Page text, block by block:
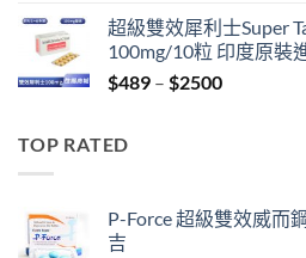
$799
through
$2099
超級雙效犀利士Super
100mg/10粒 印度原裝
$489 – $2500Price
TOP RATED
P-Force 超級雙效威而
吉